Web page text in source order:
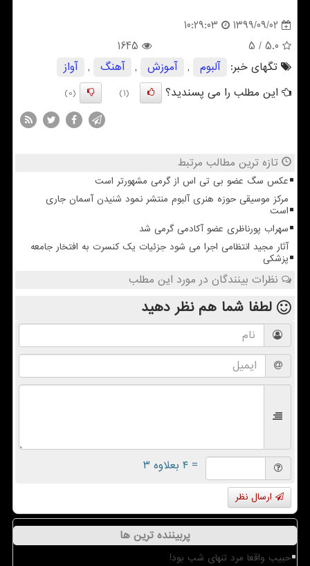
1399/09/02
10:29:03
5.0
/ 5
1645
تگهای خبر:
آلبوم , آموزش , آهنگ ,
آواز
این مطلب را می پسندید؟
(1)
(0)
تازه ترین مطالب مرتبط
عکس سگ عضو بی تی اس از گرمی مشهورتر است
مرکز موسیقی حوزه هنری آلبوم منتشر نمود شنیدن آسمان جاری
است
سهراب پورناظری عضو آکادمی گرمی شد
آثار مجید انتظامی اجرا می شود جزئیات یک کنسرت به افتخار جامعه
پزشکی
نظرات بینندگان در مورد این مطلب
لطفا شما همنظر دهید
= ۴ بعلاوه ۳
ارسال نظر
پربیننده ترین ها
حبیب واقعا مرد تنهای شب بود!